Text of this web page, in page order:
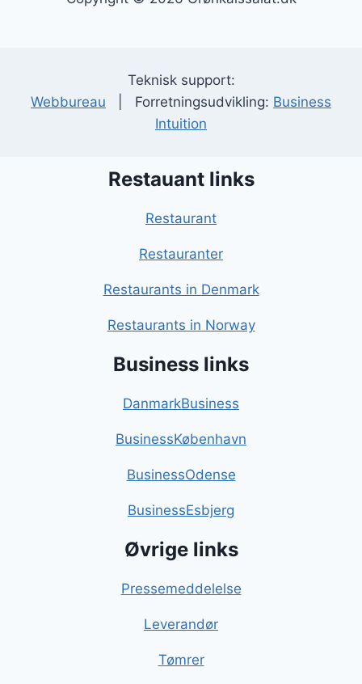
Teknisk support:
Webbureau | Forretningsudvikling: Business
Intuition
Restauant links
Restaurant
Restauranter
Restaurants in Denmark
Restaurants in Norway
Business links
DanmarkBusiness
BusinessKøbenhavn
BusinessOdense
BusinessEsbjerg
Øvrige links
Pressemeddelelse
Leverandør
Tømrer